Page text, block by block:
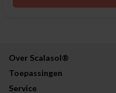
Over Scalasol®
Toepassingen
Service